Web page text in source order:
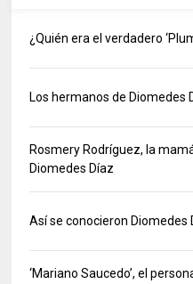
¿Quién era el verdadero
Los hermanos de Diomedes
Rosmery Rodríguez, la
Diomedes Díaz
Así se conocieron Diomedes
‘Mariano Saucedo’, el